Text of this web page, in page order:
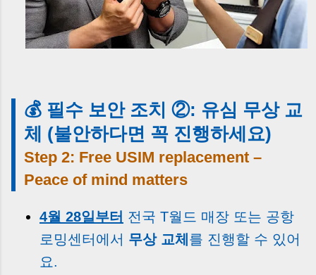
💰 필수 보안 조치 ②: 유심 무상 교
체 (불안하다면 꼭 진행하세요)
Step 2: Free USIM replacement –
Peace of mind matters
4월 28일부터 전국 T월드 매장 또는 공항
로밍센터에서 무상 교체 를 진행할 수 있어
요.